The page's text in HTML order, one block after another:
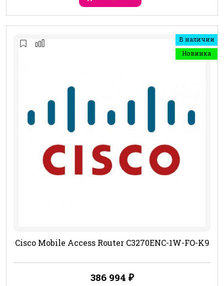
В наличии
Новинка
Cisco Mobile Access Router C3270ENC-1W-FO-K9
386 994 ₽